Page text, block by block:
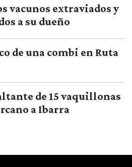
vacunos extraviados y
a su dueño
de una combi en Ruta
de 15 vaquillonas
a Ibarra